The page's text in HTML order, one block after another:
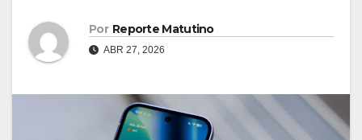
Por Reporte Matutino
ABR 27, 2026